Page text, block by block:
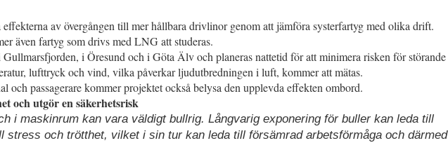
av övergången till mer hållbara drivlinor genom att jämföra systerfartyg med olika drift.
även fartyg som drivs med LNG att studeras.
i Öresund och i Göta Älv och planeras nattetid för att minimera risken för störande
lufttryck och vind, vilka påverkar ljudutbredningen i luft, kommer att mätas.
och passagerare kommer projektet också belysa den upplevda effekten ombord.
och utgör en säkerhetsrisk
i maskinrum kan vara väldigt bullrig. Långvarig exponering för buller kan leda till
stress och trötthet, vilket i sin tur kan leda till försämrad arbetsförmåga och därmed